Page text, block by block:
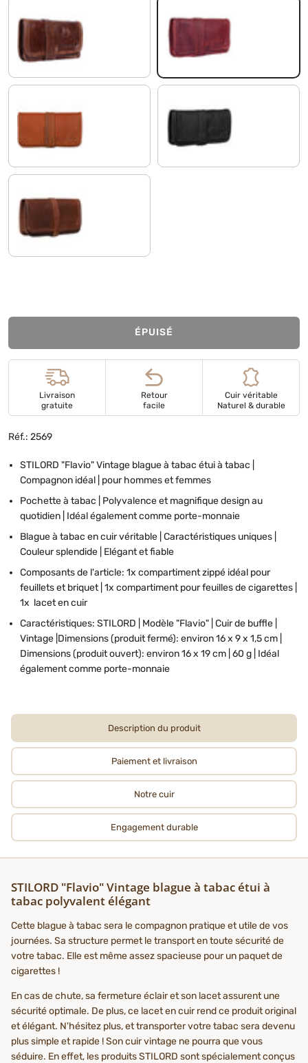
marron - antique rosso
cognac - marron foncé
ÉPUISÉ
Livraison
gratuite
Retour
facile
Cuir véritable
Naturel & durable
Réf.: 2569
STILORD "Flavio" Vintage blague à tabac étui à tabac |
Compagnon idéal | pour hommes et femmes
Pochette à tabac | Polyvalence et magnifique design au
quotidien | Idéal également comme porte-monnaie
Blague à tabac en cuir véritable | Caractéristiques uniques |
Couleur splendide | Elégant et fiable
Composants de l'article: 1x compartiment zippé idéal pour
feuillets et briquet | 1x compartiment pour feuilles de cigarettes |
1x lacet en cuir
Caractéristiques: STILORD | Modèle "Flavio" | Cuir de buffle |
Vintage |Dimensions (produit fermé): environ 16 x 9 x 1,5 cm |
Dimensions (produit ouvert): environ 16 x 19 cm | 60 g | Idéal
également comme porte-monnaie
Description du produit
Paiement et livraison
Notre cuir
Engagement durable
STILORD "Flavio" Vintage blague à tabac étui à
tabac polyvalent élégant
Cette blague à tabac sera le compagnon pratique et utile de vos
journées. Sa structure permet le transport en toute sécurité de
votre tabac. Elle est même assez spacieuse pour un paquet de
cigarettes !
En cas de chute, sa fermeture éclair et son lacet assurent une
sécurité optimale. De plus, ce lacet en cuir rend ce produit original
et élégant. N'hésitez plus, et transporter votre tabac sera devenu
plus simple et rapide ! Son cuir vintage ne pourra que vous
séduire. En effet, les produits STILORD sont spécialement conçus